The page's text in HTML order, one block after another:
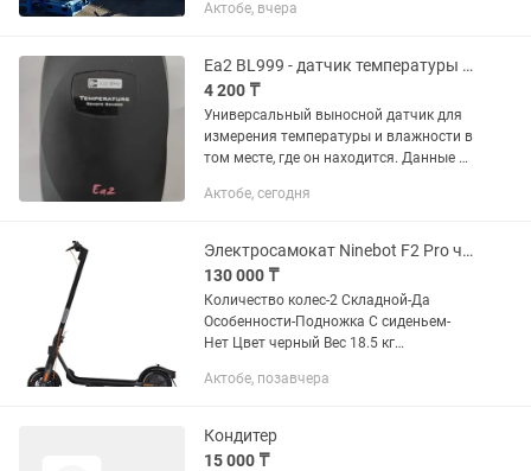
бумагоделательная машина + узлы
техничасаасаасаеские...
Актобе, вчера
Ea2 BL999 - датчик температуры и влажности
4 200 ₸
Универсальный выносной датчик для
измерения температуры и влажности в
том месте, где он находится. Данные с
базу и отображаются на дисплее. Как
Актобе, сегодня
Электросамокат Ninebot F2 Pro черный
130 000 ₸
Количество колес-2 Складной-Да
Особенности-Подножка С сиденьем-
Нет Цвет черный Вес 18.5 кг
Материал рамы алюминиевый сплав
Актобе, позавчера
Кондитер
15 000 ₸